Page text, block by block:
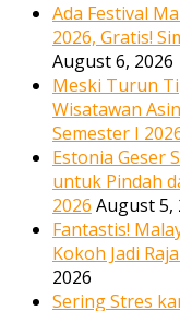
Ada Festival
2026, Gratis!
August 6, 2026
Meski Turun
Wisatawan
Semester I
Estonia Geser
untuk Pindah
2026 August 5,
Fantastis!
Kokoh Jadi
2026
Sering Stres